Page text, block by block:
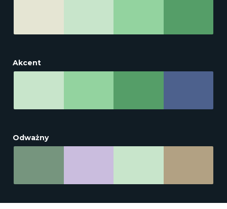
Akcent
Odważny